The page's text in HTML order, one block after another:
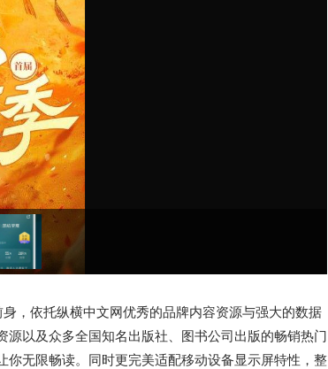
身，依托纵横中文网优秀的品牌内容资源与强大的数据
以及众多全国知名出版社、图书公司出版的畅销热门
无限畅读。同时更完美适配移动设备显示屏特性，整